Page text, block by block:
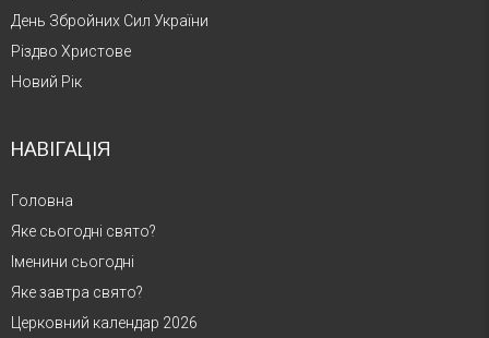
День Збройних Сил України
Різдво Христове
Новий Рік
НАВІГАЦІЯ
Головна
Яке сьогодні свято?
Іменини сьогодні
Яке завтра свято?
Церковний календар 2026